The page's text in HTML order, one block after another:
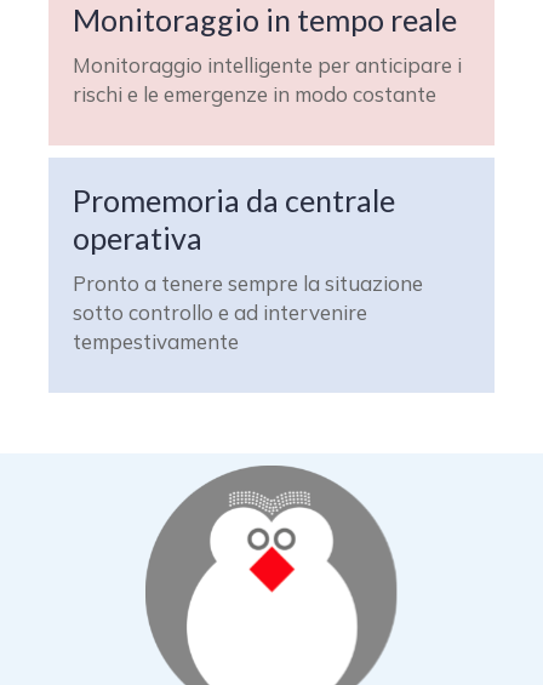
Monitoraggio in tempo reale
Monitoraggio intelligente per anticipare i
rischi e le emergenze in modo costante
Promemoria da centrale
operativa
Pronto a tenere sempre la situazione
sotto controllo e ad intervenire
tempestivamente